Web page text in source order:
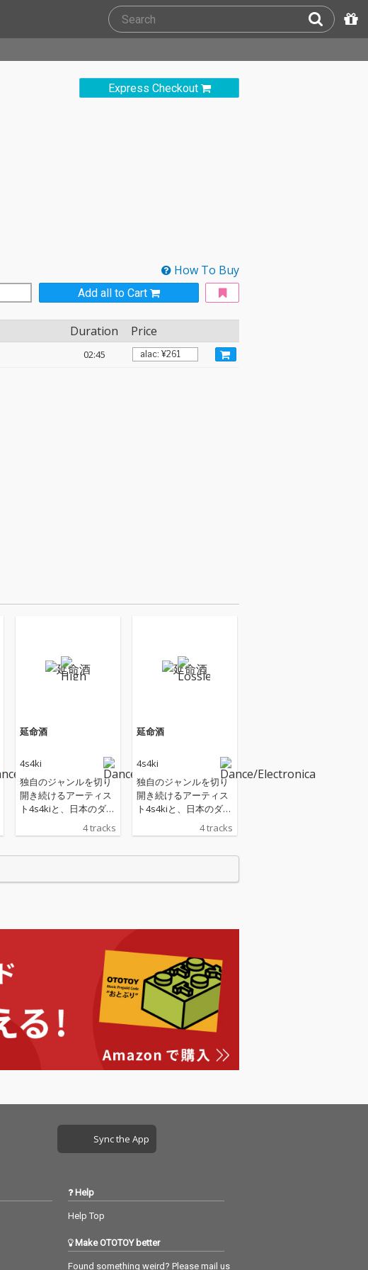
Express Checkout
How To Buy
Add all to Cart
Duration Price
02:45
延命酒
4s4ki
独自のジャンルを切り
開き続けるアーティス
ト4s4kiと、日本のダン
スミュージックシーン
を牽引するDÉ DÉ MOU
スのビートに、DÉ DÉ
セサイザーと透明感漂
うピアノ、クラシカル
なホーンセクションが
融合。4s4kiが自らの苦
悩と向き合い、乗り越
えようとする葛藤を赤
裸々に歌い上げ、聴く
者の心を強く揺さぶり
ます。 エレクトロニッ
アヴァンポップやダー
Uが共作で参加した
独特の感性が光る楽曲
が誕生。 さらに、2023
年の4s4ki Oneman Liv
披露され、ファンの心
をつかんだ未発表曲
「透明な人」を、DÉ D
4 tracks
延命酒
4s4ki
独自のジャンルを切り
開き続けるアーティス
ト4s4kiと、日本のダン
スミュージックシーン
を牽引するDÉ DÉ MOU
スのビートに、DÉ DÉ
セサイザーと透明感漂
うピアノ、クラシカル
なホーンセクションが
融合。4s4kiが自らの苦
悩と向き合い、乗り越
えようとする葛藤を赤
者の心を強く揺さぶり
ます。 エレクトロニッ
アヴァンポップやダー
Uが共作で参加した
が誕生。 さらに、2023
披露され、ファンの心
をつかんだ未発表曲
「透明な人」を、DÉ D
4 tracks
Sync the App
Help
Help Top
Make OTOTOY better
Found something weird? Please mail us